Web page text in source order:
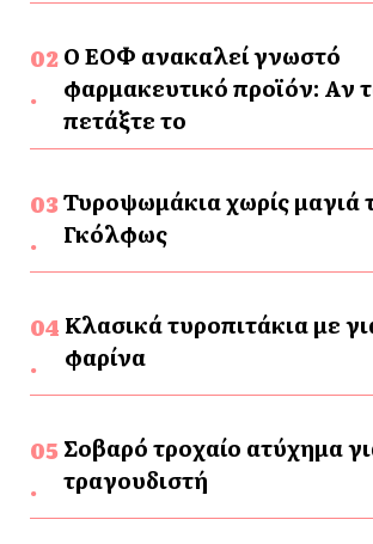
Ο ΕΟΦ ανακαλεί γνωστό
φαρμακευτικό προϊόν: Αν
πετάξτε το
Τυροψωμάκια χωρίς μαγιά
Γκόλφως
Κλασικά τυροπιτάκια με
φαρίνα
Σοβαρό τροχαίο ατύχημα
τραγουδιστή